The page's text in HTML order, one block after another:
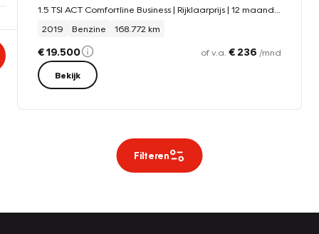
2019
Benzine 168.772 km
€ 19.500 of v.a. € 236 /mnd
Bekijk
Filteren